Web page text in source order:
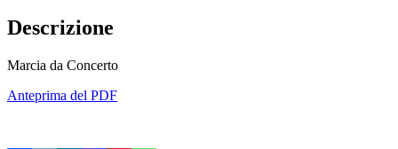
Descrizione
Marcia da Concerto
Anteprima del PDF